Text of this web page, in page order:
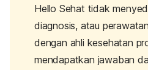
Hello Sehat tidak
diagnosis, atau
dengan ahli kesehatan
mendapatkan jawaban